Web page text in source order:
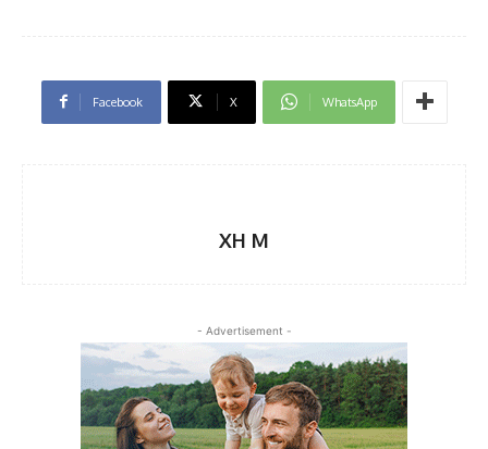
Facebook X WhatsApp
XH M
- Advertisement -